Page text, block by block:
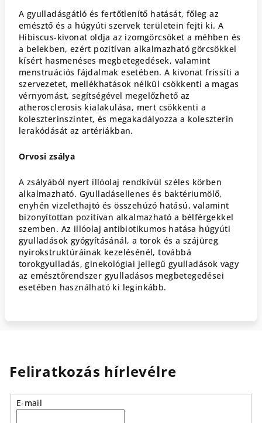
A gyulladásgátló és fertőtlenítő hatását, főleg az
emésztő és a húgyúti szervek területein fejti ki. A
Hibiscus-kivonat oldja az izomgörcsöket a méhben és
a belekben, ezért pozitívan alkalmazható görcsökkel
kísért hasmenéses megbetegedések, valamint
menstruációs fájdalmak esetében. A kivonat frissíti a
szervezetet, mellékhatások nélkül csökkenti a magas
vérnyomást, segítségével megelőzhető az
atherosclerosis kialakulása, mert csökkenti a
koleszterinszintet, és megakadályozza a koleszterin
lerakódását az artériákban.
Orvosi zsálya
A zsályából nyert illóolaj rendkívül széles körben
alkalmazható. Gyulladásellenes és baktériumölő,
enyhén vizelethajtó és összehúzó hatású, valamint
bizonyítottan pozitívan alkalmazható a bélférgekkel
szemben. Az illóolaj antibiotikumos hatása húgyúti
gyulladások gyógyításánál, a torok és a szájüreg
nyirokstruktúráinak kezelésénél, továbbá
torokgyulladás, ginekológiai jellegű gyulladások vagy
az emésztőrendszer gyulladásos megbetegedései
esetében használható ki leginkább.
Feliratkozás hírlevélre
E-mail